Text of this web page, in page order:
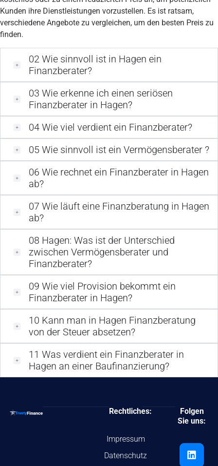
Kunden ihre Dienstleistungen vorzustellen. Es ist ratsam,
verschiedene Angebote zu vergleichen, um den besten Preis zu
finden.
02 Wie sinnvoll ist in Hagen ein
Finanzberater?
03 Wie erkenne ich einen seriösen
Finanzberater in Hagen?
04 Wie viel verdient ein Finanzberater?
05 Wie sinnvoll ist ein Vermögensberater ?
06 Wie rechnet ein Finanzberater in Hagen
ab?
07 Wie läuft eine Finanzberatung in Hagen
ab?
08 Hagen: Was ist der Unterschied
zwischen Vermögensberater und
Finanzberater?
09 Wie viel Provision bekommt ein
Finanzberater in Hagen?
10 Kann man in Hagen Finanzberatung
von der Steuer absetzen?
11 Was verdient ein Finanzberater in
Hagen an einer Baufinanzierung?
Rechtliches:
Impressum
Datenschutz
Folgen
Sie uns: